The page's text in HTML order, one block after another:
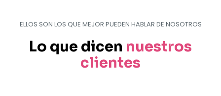
ELLOS SON LOS QUE MEJOR PUEDEN HABLAR DE NOSOTROS
Lo que dicen nuestros
clientes